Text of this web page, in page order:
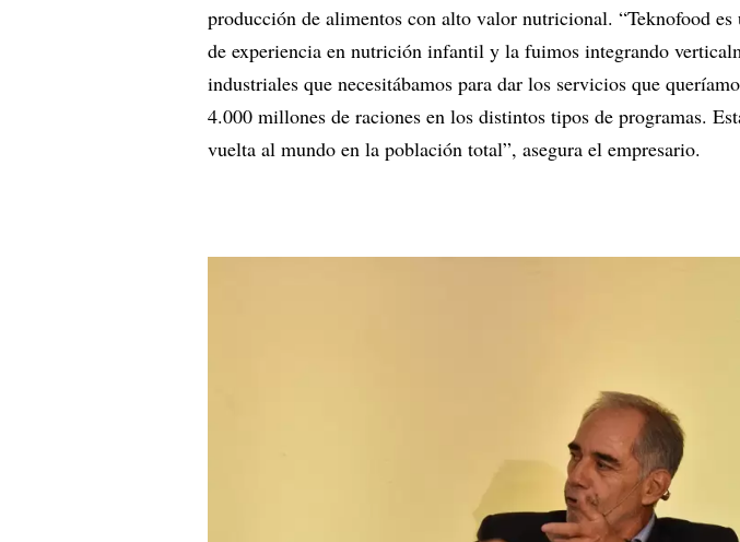
producción de alimentos con alto valor nutricional. “Teknofood es
de experiencia en nutrición infantil y la fuimos integrando
industriales que necesitábamos para dar los servicios que
4.000 millones de raciones en los distintos tipos de programas.
vuelta al mundo en la población total”, asegura el empresario.